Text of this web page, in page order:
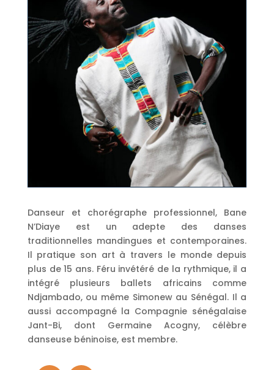
Danseur et chorégraphe professionnel, Bane
N’Diaye est un adepte des danses
traditionnelles mandingues et contemporaines.
Il pratique son art à travers le monde depuis
plus de 15 ans. Féru invétéré de la rythmique, il a
intégré plusieurs ballets africains comme
Ndjambado, ou même Simonew au Sénégal. Il a
aussi accompagné la Compagnie sénégalaise
Jant-Bi, dont Germaine Acogny, célèbre
danseuse béninoise, est membre.